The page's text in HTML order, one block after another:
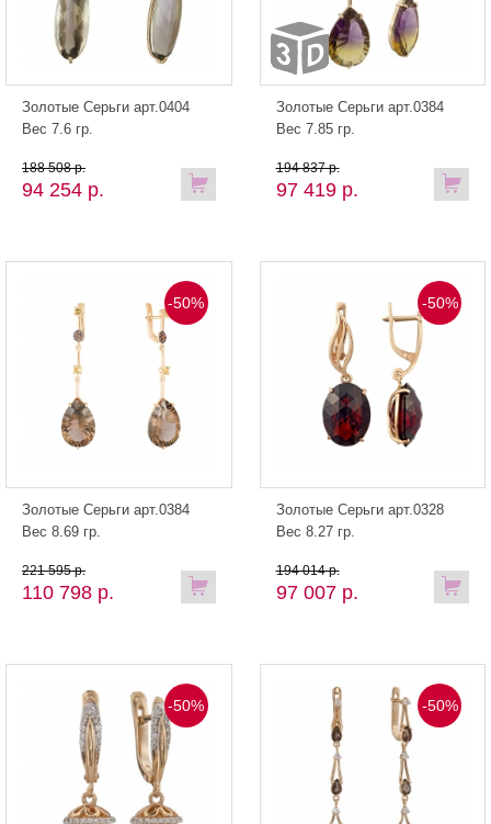
Золотые Серьги арт.0404
Вес 7.6 гр.
94 254 р.
188 508 р.
Золотые Серьги арт.0384
Вес 7.85 гр.
97 419 р.
194 837 р.
-50%
Золотые Серьги арт.0384
Вес 8.69 гр.
110 798 р.
221 595 р.
-50%
Золотые Серьги арт.0328
Вес 8.27 гр.
97 007 р.
194 014 р.
-50% -50%